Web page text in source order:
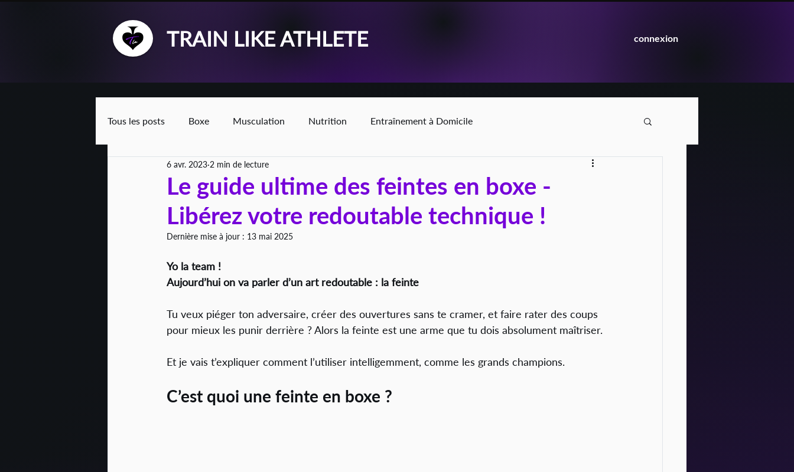
TRAIN LIKE ATHLETE connexion
Tous les posts Boxe Musculation Nutrition Entraînement à Domicile
Le guide ultime des feintes en boxe -
Libérez votre redoutable technique !
6 avr. 2023 2 min de lecture
Dernière mise à jour : 13 mai 2025
Yo la team !
Aujourd’hui on va parler d’un art redoutable : la feinte
Tu veux piéger ton adversaire, créer des ouvertures sans te cramer, et faire rater des coups
pour mieux les punir derrière ? Alors la feinte est une arme que tu dois absolument maîtriser.
Et je vais t’expliquer comment l’utiliser intelligemment, comme les grands champions.
C’est quoi une feinte en boxe ?